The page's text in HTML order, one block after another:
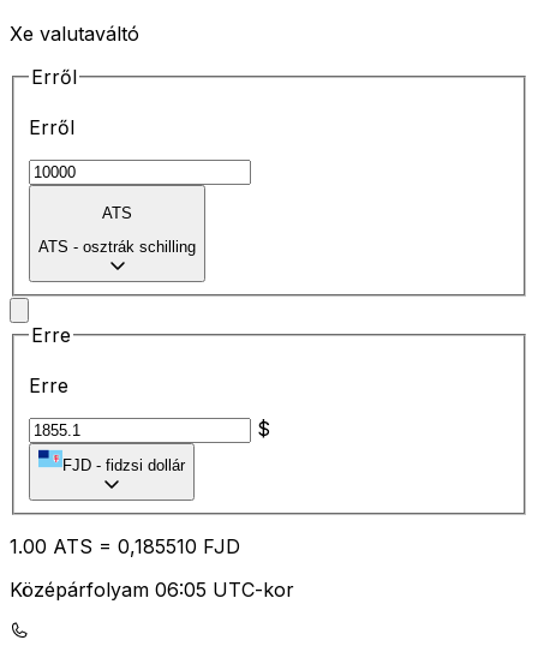
Xe valutaváltó
Erről
Erről
ATS
ATS - osztrák schilling
Erre
Erre
$
FJD - fidzsi dollár
1.00 ATS = 0,185510 FJD
Középárfolyam 06:05 UTC-kor